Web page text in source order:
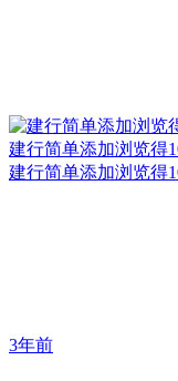
建行简单添加浏览得
建行简单添加浏览得
3年前